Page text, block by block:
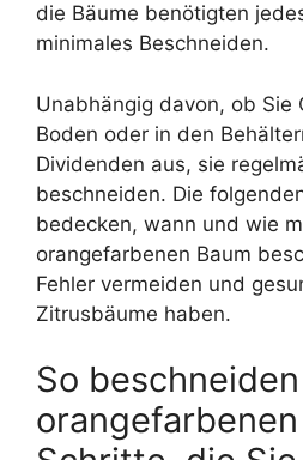
die Bäume benötigten
minimales Beschneiden.
Unabhängig davon, ob Sie
Boden oder in den
Dividenden aus, sie
beschneiden. Die
bedecken, wann und wie
orangefarbenen Baum
Fehler vermeiden und
Zitrusbäume haben.
So